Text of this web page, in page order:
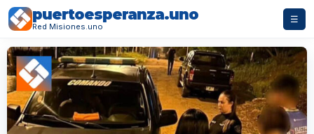
puertoesperanza.uno
Red Misiones.uno
☰